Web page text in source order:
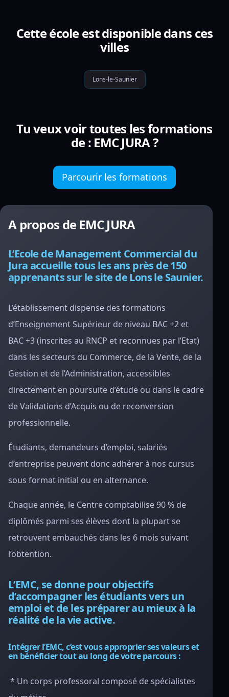
Cette école est disponible dans ces
villes
Lons-le-Saunier
Tu veux voir toutes les formations
de : EMC JURA ?
Parcourir les formations
A propos de EMC JURA
L’Ecole de Management Commercial du
Jura accueille tous les ans près de 150
apprenants sur le site de Lons le Saunier.
L’établissement dispense des formations
d’Enseignement Supérieur de niveau BAC +2 et
BAC +3 (inscrites au RNCP et reconnues par l’Etat)
dans les secteurs du Commerce, de la Vente, de la
Gestion et de l’Administration, accessibles
directement en poursuite d’étude ou dans le cadre
de Validations d’Acquis ou de reconversion
professionnelle.
Étudiants, demandeurs d’emploi, salariés
d’entreprise peuvent donc adhérer à nos cursus
sous format initial ou en alternance.
Chaque année, le Centre comptabilise 90 % de
diplômés parmi ses élèves dont la plupart se
retrouvent embauchés dans les 6 mois suivant
l’obtention.
L’EMC, se donne pour objectifs
d’accompagner les étudiants vers un
emploi et de les préparer au mieux à la
réalité de la vie active.
Intégrer l’EMC, c’est vous approprier ses valeurs et
en bénéficier tout au long de votre parcours :
* Un corps professoral composé de spécialistes